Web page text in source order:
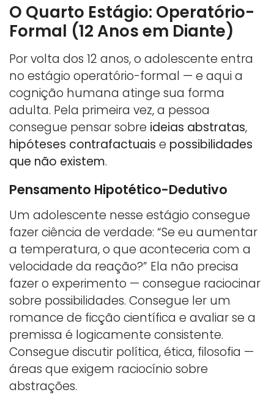
O Quarto Estágio: Operatório-
Formal (12 Anos em Diante)
Por volta dos 12 anos, o adolescente entra
no estágio operatório-formal — e aqui a
cognição humana atinge sua forma
adulta. Pela primeira vez, a pessoa
consegue pensar sobre ideias abstratas,
hipóteses contrafactuais e possibilidades
que não existem.
Pensamento Hipotético-Dedutivo
Um adolescente nesse estágio consegue
fazer ciência de verdade: “Se eu aumentar
a temperatura, o que aconteceria com a
velocidade da reação?” Ela não precisa
fazer o experimento — consegue raciocinar
sobre possibilidades. Consegue ler um
romance de ficção científica e avaliar se a
premissa é logicamente consistente.
Consegue discutir política, ética, filosofia —
áreas que exigem raciocínio sobre
abstrações.